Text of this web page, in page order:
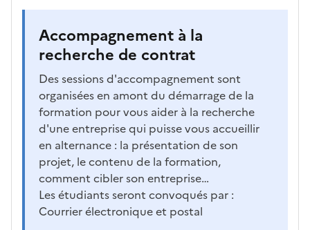
Accompagnement à la
recherche de contrat
Des sessions d'accompagnement sont
organisées en amont du démarrage de la
formation pour vous aider à la recherche
d'une entreprise qui puisse vous accueillir
en alternance : la présentation de son
projet, le contenu de la formation,
comment cibler son entreprise…
Les étudiants seront convoqués par :
Courrier électronique et postal